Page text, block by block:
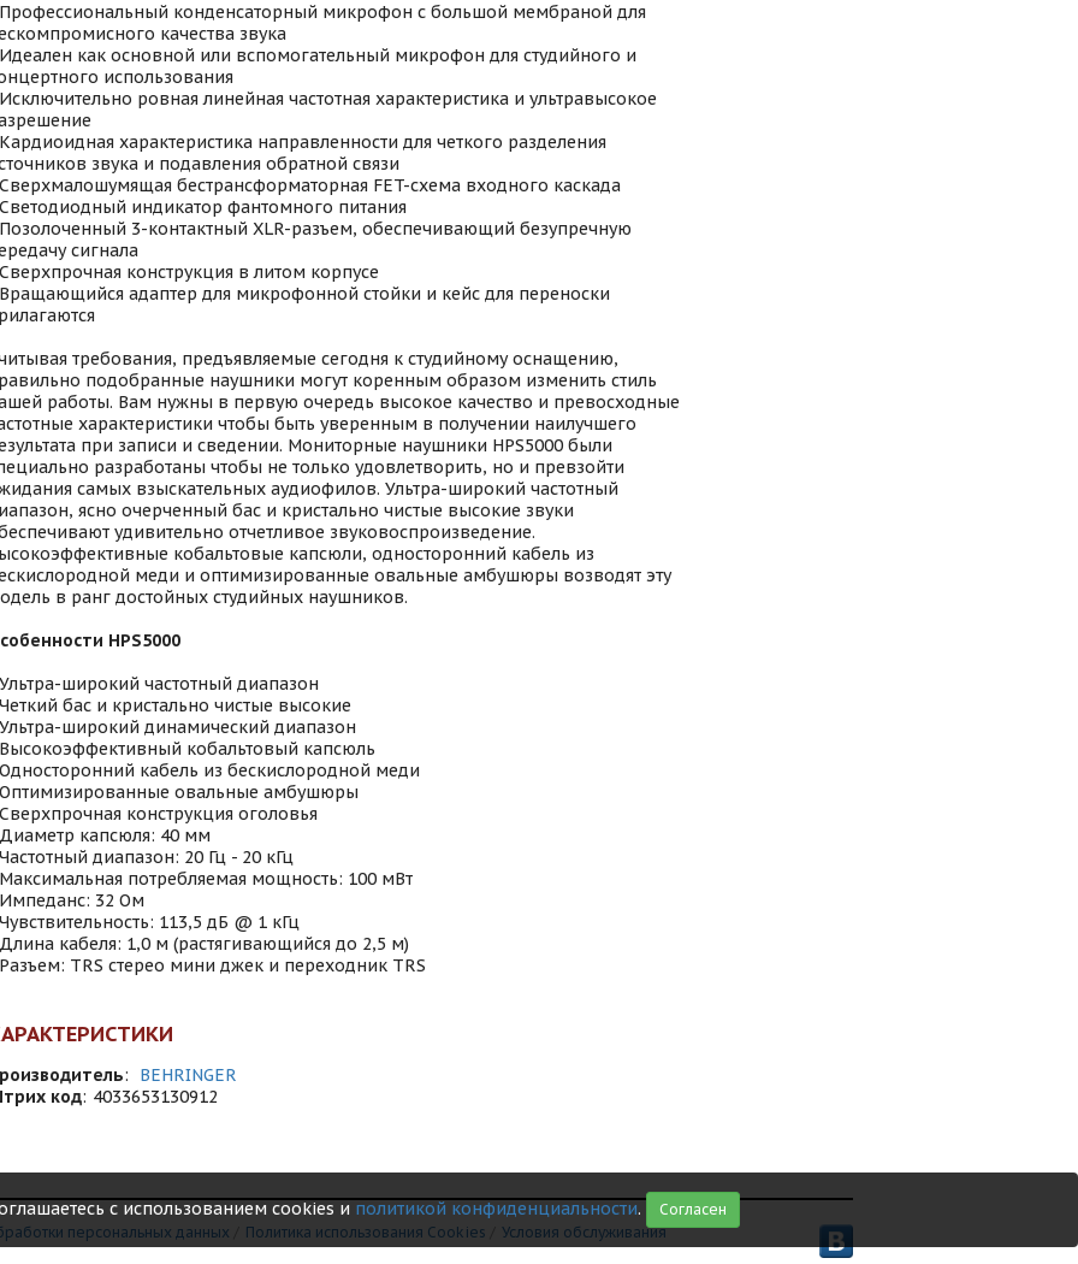
Профессиональный конденсаторный микрофон с большой мембраной для
качества звука
как основной или вспомогательный микрофон для студийного и
использования
ровная линейная частотная характеристика и ультравысокое
характеристика направленности для четкого разделения
звука и подавления обратной связи
бестрансформаторная FET-схема входного каскада
индикатор фантомного питания
3-контактный XLR-разъем, обеспечивающий безупречную
сигнала
конструкция в литом корпусе
адаптер для микрофонной стойки и кейс для переноски
требования, предъявляемые сегодня к студийному оснащению,
подобранные наушники могут коренным образом изменить стиль
работы. Вам нужны в первую очередь высокое качество и превосходные
характеристики чтобы быть уверенным в получении наилучшего
при записи и сведении. Мониторные наушники HPS5000 были
разработаны чтобы не только удовлетворить, но и превзойти
самых взыскательных аудиофилов. Ультра-широкий частотный
ясно очерченный бас и кристально чистые высокие звуки
удивительно отчетливое звуковоспроизведение.
кобальтовые капсюли, односторонний кабель из
меди и оптимизированные овальные амбушюры возводят эту
в ранг достойных студийных наушников.
HPS5000
широкий частотный диапазон
бас и кристально чистые высокие
широкий динамический диапазон
кобальтовый капсюль
кабель из бескислородной меди
Оптимизированные овальные амбушюры
конструкция оголовья
капсюля: 40 мм
диапазон: 20 Гц - 20 кГц
потребляемая мощность: 100 мВт
32 Ом
113,5 дБ @ 1 кГц
кабеля: 1,0 м (растягивающийся до 2,5 м)
TRS стерео мини джек и переходник TRS
:
BEHRINGER
код: 4033653130912
персональных данных Политика использования Сookies Условия обслуживания
с использованием cookies и политикой конфиденциальности. Согласен